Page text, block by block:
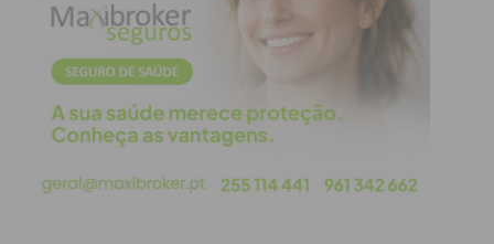
O procedimento consegue integrar, em tempo real,
as imagens detalhadas obtidas previamente
através de uma ressonância magnética com as
imagens da ecografia realizadas no momento do
exame. Cruzando estes dois dados, a equipa médica
suspeitas, direcionando a agulha de colheita